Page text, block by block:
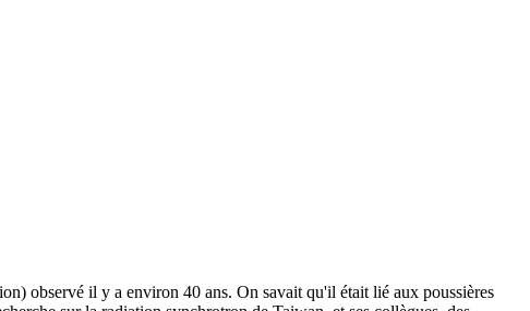
observé il y a environ 40 ans. On savait qu'il était lié aux poussières